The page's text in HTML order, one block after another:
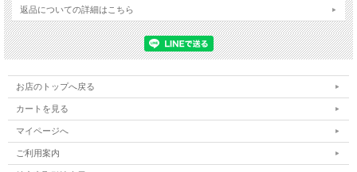
返品についての詳細はこちら
お店のトップへ戻る
カートを見る
マイページへ
ご利用案内